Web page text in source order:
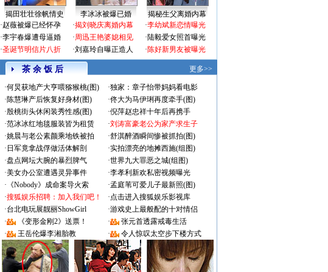
揭田壮壮徐帆情史 李冰冰被爆已婚
揭秘生父离婚内幕
·赵薇被爆已经怀孕
·李宇春爆遭母逼婚
·圣诞节明信片八折
·揭刘晓庆离婚内幕
·周迅王艳婆媳相见
·刘嘉玲自曝正造人
·李幼斌新恋情曝光
·陆毅爱女照首曝光
·陈好新男友被曝光
茶 余 饭 后 更多>>
·何炅获地产大亨喂猕猴桃(图) ·独家：章子怡带妈妈看电影
·陈慧琳产后恢复好身材(图) ·佟大为马伊琍再度牵手(图)
·殷桃街头休闲装秀性感(图) ·倪萍赵忠祥十年后再携手
·范冰冰红地毯服装皆为租赁 ·刘涛富豪老公为家产求生子
·姚晨与老公素颜乘地铁被拍 ·舒淇醉酒瞬间惨被抓拍(图)
· 日军竟拿战俘做活体解剖 ·实拍漂亮的地摊西施(组图)
·盘点网坛大腕的暴烈脾气 ·世界九大罪恶之城(组图)
·美女办公室遭遇灵异事件 ·李孝利新欢私密视频曝光
· 《Nobody》成命案导火索 ·孟庭苇可爱儿子最新照(图)
·搜狐娱乐招聘：加入我们吧！ ·点击进入搜狐娱乐影视库
·台北电玩展靓丽ShowGirl ·游戏史上最般配的十对情侣
·
《变形金刚2》送票！ ·
张元首透露戒毒生活
·
王岳伦爆李湘胎教 · 令人惊叹太空步下楼方式